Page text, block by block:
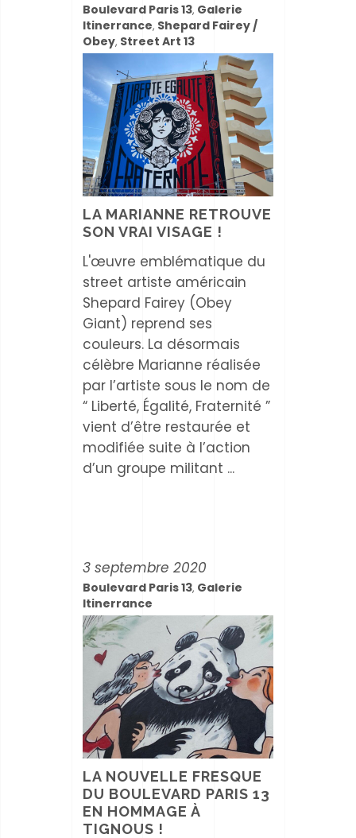
Boulevard Paris 13, Galerie
Itinerrance, Shepard Fairey /
Obey, Street Art 13
LA MARIANNE RETROUVE
SON VRAI VISAGE !
L'œuvre emblématique du
street artiste américain
Shepard Fairey (Obey
Giant) reprend ses
couleurs. La désormais
célèbre Marianne réalisée
par l’artiste sous le nom de
“ Liberté, Égalité, Fraternité ”
vient d’être restaurée et
modifiée suite à l’action
d’un groupe militant
3 septembre 2020
Boulevard Paris 13, Galerie
Itinerrance
LA NOUVELLE FRESQUE
DU BOULEVARD PARIS 13
EN HOMMAGE À
TIGNOUS !